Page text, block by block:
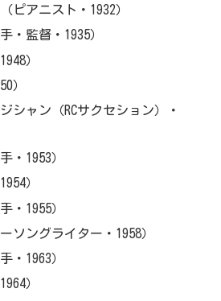
ピアニスト・1932）
・監督・1935）
）
）
シャン（RCサクセション）・
・1953）
）
・1955）
ソングライター・1958）
・1963）
）